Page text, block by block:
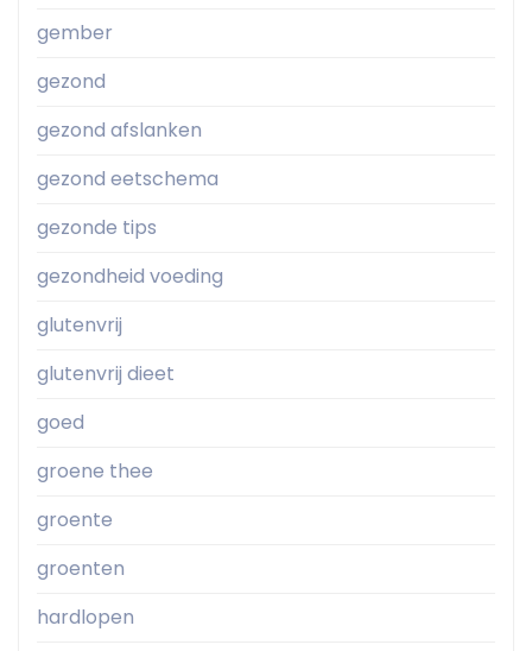
gember
gezond
gezond afslanken
gezond eetschema
gezonde tips
gezondheid voeding
glutenvrij
glutenvrij dieet
goed
groene thee
groente
groenten
hardlopen